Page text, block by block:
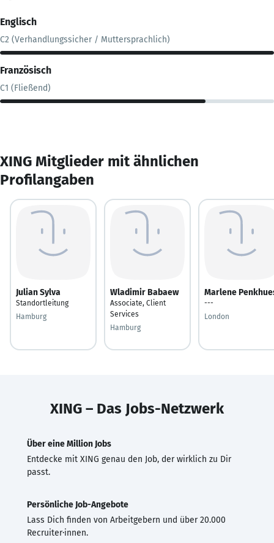
Englisch
C2 (Verhandlungssicher / Muttersprachlich)
Französisch
C1 (Fließend)
XING Mitglieder mit ähnlichen
Profilangaben
Julian Sylva
Standortleitung
Hamburg
Wladimir Babaew
Associate, Client
Services
Hamburg
Marlene
---
London
XING – Das Jobs-Netzwerk
Über eine Million Jobs
Entdecke mit XING genau den Job, der wirklich zu Dir
passt.
Persönliche Job-Angebote
Lass Dich finden von Arbeitgebern und über 20.000
Recruiter·innen.